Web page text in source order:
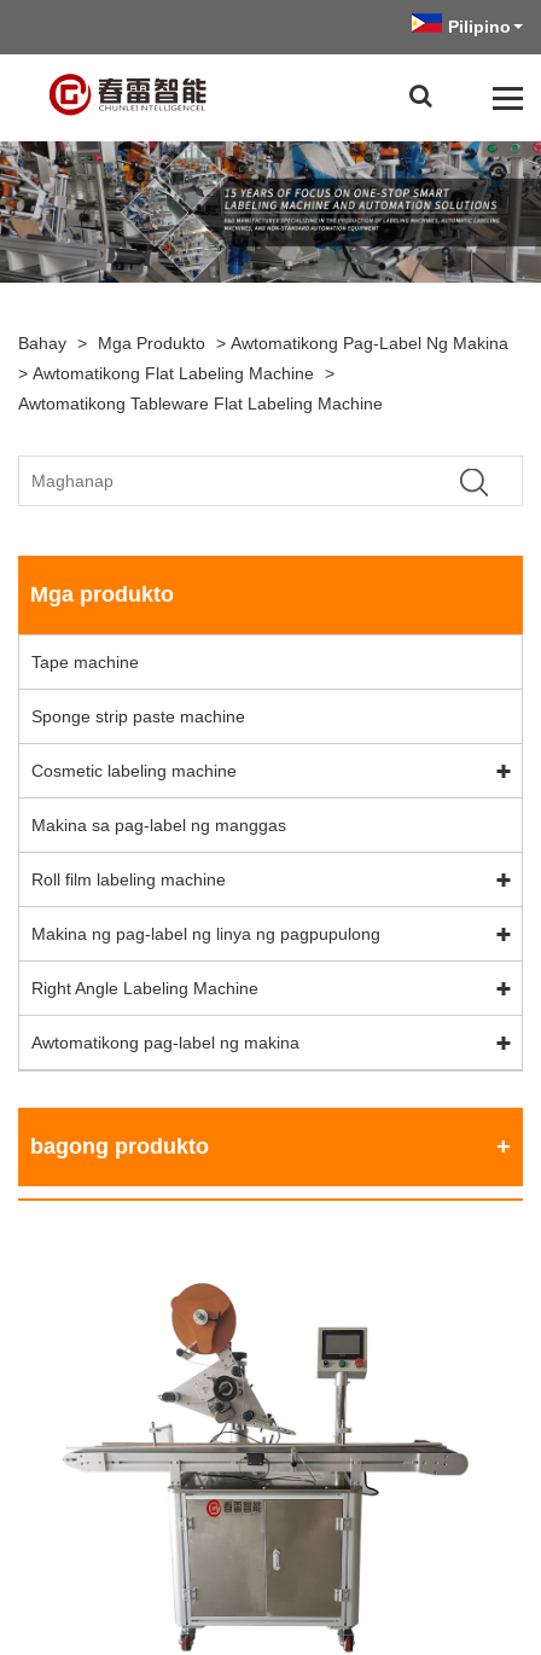
Pilipino
Bahay > Mga Produkto > Awtomatikong Pag-Label Ng Makina
> Awtomatikong Flat Labeling Machine >
Awtomatikong Tableware Flat Labeling Machine
Mga produkto
Tape machine
Sponge strip paste machine
Cosmetic labeling machine
Makina sa pag-label ng manggas
Roll film labeling machine
Makina ng pag-label ng linya ng pagpupulong
Right Angle Labeling Machine
Awtomatikong pag-label ng makina
bagong produkto